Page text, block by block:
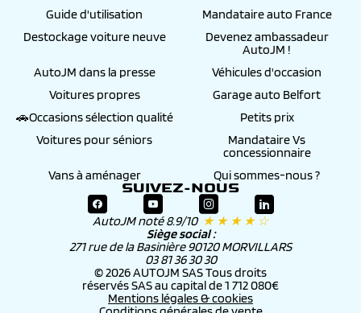
Guide d'utilisation
Mandataire auto France
Destockage voiture neuve
Devenez ambassadeur
AutoJM !
AutoJM dans la presse
Véhicules d'occasion
Voitures propres
Garage auto Belfort
🚗Occasions sélection qualité
Petits prix
Voitures pour séniors
Mandataire Vs
concessionnaire
Vans à aménager
Qui sommes-nous ?
SUIVEZ-NOUS
AutoJM noté 8.9/10 ★ ★ ★ ★ ☆
Siège social :
271 rue de la Basinière 90120 MORVILLARS
03 81 36 30 30
© 2026 AUTOJM SAS Tous droits
réservés SAS au capital de 1 712 080€
Mentions légales & cookies